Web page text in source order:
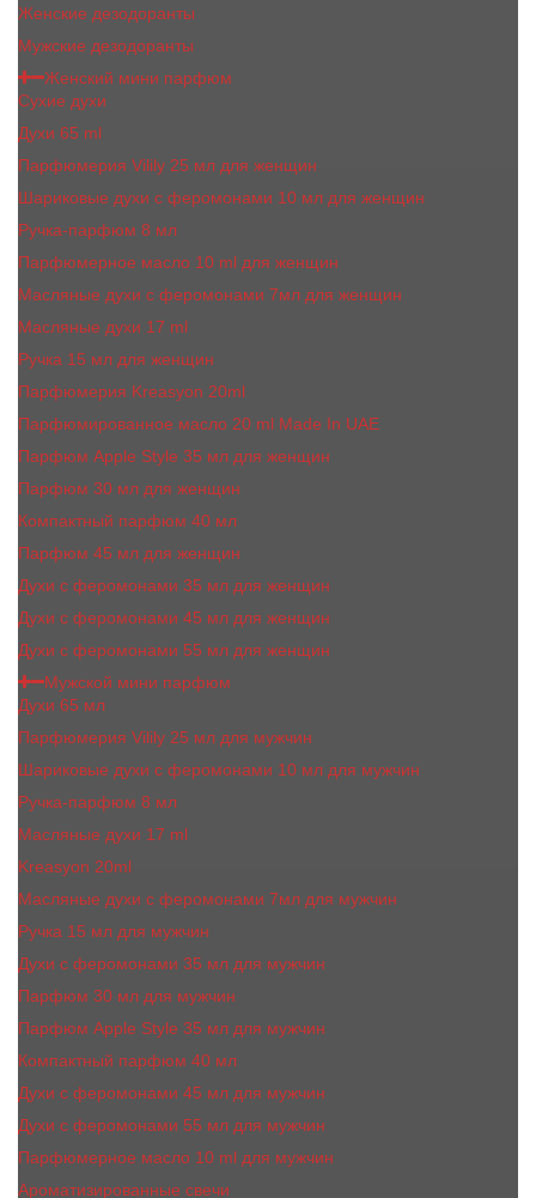
Женские дезодоранты
Мужские дезодоранты
Женский мини парфюм
Сухие духи
Духи 65 ml
Парфюмерия Vilily 25 мл для женщин
Шариковые духи с феромонами 10 мл для женщин
Ручка-парфюм 8 мл
Парфюмерное масло 10 ml для женщин
Масляные духи c феромонами 7мл для женщин
Масляные духи 17 ml
Ручка 15 мл для женщин
Парфюмерия Kreasyon 20ml
Парфюмированное масло 20 ml Made In UAE
Парфюм Apple Style 35 мл для женщин
Парфюм 30 мл для женщин
Компактный парфюм 40 мл
Парфюм 45 мл для женщин
Духи с феромонами 35 мл для женщин
Духи с феромонами 45 мл для женщин
Духи с феромонами 55 мл для женщин
Мужской мини парфюм
Духи 65 мл
Парфюмерия Vilily 25 мл для мужчин
Шариковые духи с феромонами 10 мл для мужчин
Ручка-парфюм 8 мл
Масляные духи 17 ml
Kreasyon 20ml
Масляные духи c феромонами 7мл для мужчин
Ручка 15 мл для мужчин
Духи с феромонами 35 мл для мужчин
Парфюм 30 мл для мужчин
Парфюм Apple Style 35 мл для мужчин
Компактный парфюм 40 мл
Духи с феромонами 45 мл для мужчин
Духи с феромонами 55 мл для мужчин
Парфюмерное масло 10 ml для мужчин
Ароматизированные свечи